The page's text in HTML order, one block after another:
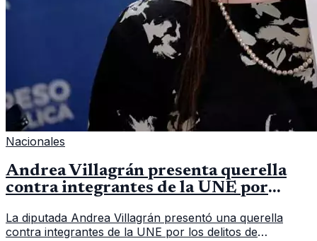
Nacionales
Andrea Villagrán presenta querella
contra integrantes de la UNE por
La diputada Andrea Villagrán presentó una querella
contra integrantes de la UNE por los delitos de